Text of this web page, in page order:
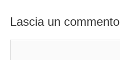
Lascia un commento